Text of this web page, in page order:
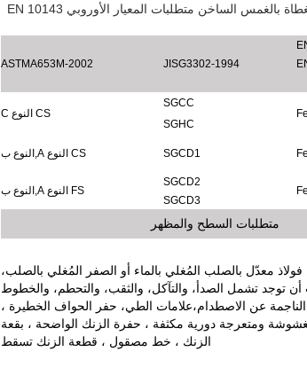
يجب أن تستوفي التسامحات الهندسية والحجمية للصفائح الفولاذية والشرائط المغطاة بالغمس الساخن متطلبات المعيار الأوروبي EN 10143
JISG3302-1994
ASTMA653M-2002
SGCC
CS النوع C
SGHC
SGCD1 CS النوع A النوع ب
SGCD2
FS النوع A النوع ب
SGCD3
متطلبات السطح والمظهر
معدّل بالصلب المُغلي بالماء أو الصفر المُغلي بالصلب،
أن توجد تشمل الصدأ، والتآكل، والثقب، والتحطم، والخطوط
الناجمة عن الاصطدام،علامات الطي، حفر الحواف الخطيرة ،
ومتعرجة دورية مكثفة ، حفرة الزنك الواضحة ، بقعة
الزنك ، خط مصقول ، قطعة الزنك تسقط